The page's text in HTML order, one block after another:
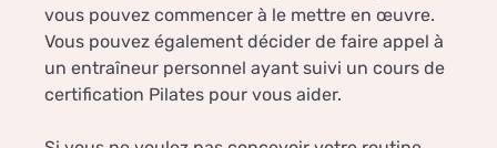
vous pouvez commencer à le mettre en œuvre.
Vous pouvez également décider de faire appel à
un entraîneur personnel ayant suivi un cours de
certification Pilates pour vous aider.